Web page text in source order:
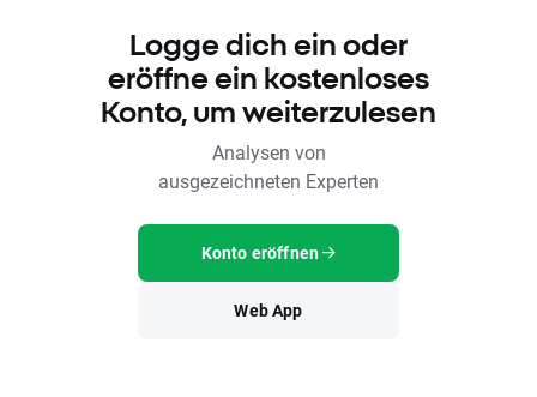
Logge dich ein oder
eröffne ein kostenloses
Konto, um weiterzulesen
Analysen von
ausgezeichneten Experten
Konto eröffnen
Web App